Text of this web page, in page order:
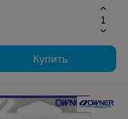
Купить